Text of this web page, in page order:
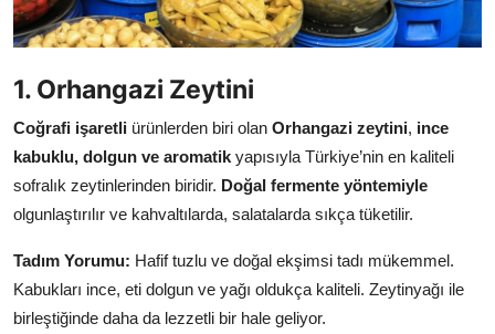
Anne & Bebek Beslenmesi
Mutfak Sırları & Teknikler
Gıda Sözlüğü & Nedir?
Yemek Tarifleri & Menüler
1. Orhangazi Zeytini
Coğrafi işaretli ürünlerden biri olan Orhangazi zeytini, ince
kabuklu, dolgun ve aromatik yapısıyla Türkiye’nin en kaliteli
sofralık zeytinlerinden biridir. Doğal fermente yöntemiyle
olgunlaştırılır ve kahvaltılarda, salatalarda sıkça tüketilir.
Tadım Yorumu: Hafif tuzlu ve doğal ekşimsi tadı mükemmel.
Kabukları ince, eti dolgun ve yağı oldukça kaliteli. Zeytinyağı ile
birleştiğinde daha da lezzetli bir hale geliyor.